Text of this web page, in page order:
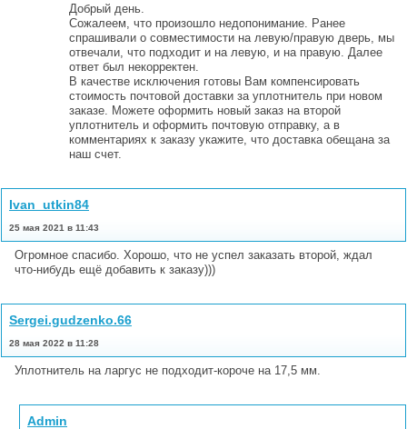
Добрый день.
Сожалеем, что произошло недопонимание. Ранее
спрашивали о совместимости на левую/правую дверь, мы
отвечали, что подходит и на левую, и на правую. Далее
ответ был некорректен.
В качестве исключения готовы Вам компенсировать
стоимость почтовой доставки за уплотнитель при новом
заказе. Можете оформить новый заказ на второй
уплотнитель и оформить почтовую отправку, а в
комментариях к заказу укажите, что доставка обещана за
наш счет.
Ivan_utkin84
25 мая 2021 в 11:43
Огромное спасибо. Хорошо, что не успел заказать второй, ждал
что-нибудь ещё добавить к заказу)))
Sergei.gudzenko.66
28 мая 2022 в 11:28
Уплотнитель на ларгус не подходит-короче на 17,5 мм.
Admin